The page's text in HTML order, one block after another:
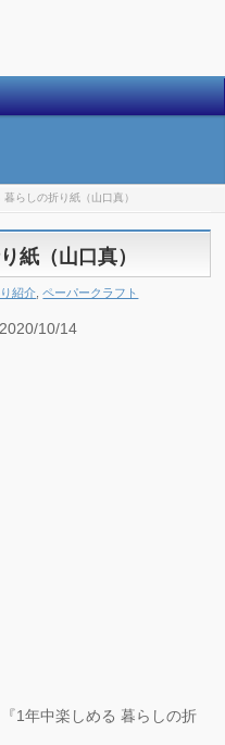
らしの折り紙（山口真）
紙（山口真）
紹介 ,ペーパークラフト
10/14
1年中楽しめる 暮らしの折